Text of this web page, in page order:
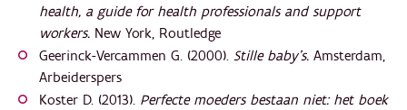
health, a guide for health professionals and support
workers. New York, Routledge
Geerinck-Vercammen G. (2000). Stille baby’s. Amsterdam,
Arbeiderspers
Koster D. (2013). Perfecte moeders bestaan niet: het boek